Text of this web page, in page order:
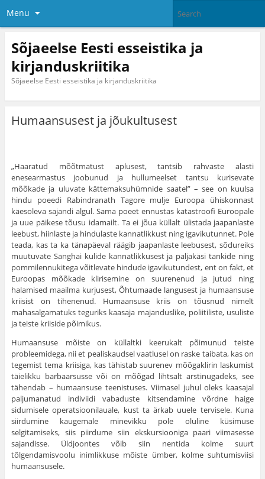
Menu
Sõjaeelse Eesti esseistika ja
kirjanduskriitika
Sõjaeelse Eesti esseistika ja kirjanduskriitika
Humaansusest ja jõukultusest
„Haaratud mõõtmatust aplusest, tantsib rahvaste alasti
enesearmastus joobunud ja hullumeelset tantsu kurisevate
mõõkade ja uluvate kättemaksuhümnide saatel” – see on kuulsa
hindu poeedi Rabindranath Tagore mulje Euroopa ühiskonnast
käesoleva sajandi algul. Sama poeet ennustas katastroofi Euroopale
ja uue päikese tõusu idamailt. Ta ei jõua küllalt ülistada jaapanlaste
leebust, hiinlaste ja hindulaste kannatlikkust ning igavikutunnet. Pole
teada, kas ta ka tänapäeval räägib jaapanlaste leebusest, sõdureiks
muutuvate Sanghai kulide kannatlikkusest ja paljakäsi tankide ning
pommilennukitega võitlevate hindude igavikutundest, ent on fakt, et
Euroopas mõõkade klirisemine on suurenenud ja jutud ning
halamised maailma kurjusest, Õhtumaade langusest ja humaansuse
kriisist on tihenenud. Humaansuse kriis on tõusnud nimelt
mahasalgamatuks teguriks kaasaja majanduslike, poliitiliste, usuliste
ja teiste kriiside põimikus.
Humaansuse mõiste on küllaltki keerukalt põimunud teiste
probleemidega, nii et pealiskaudsel vaatlusel on raske taibata, kas on
tegemist tema kriisiga, kas tähistab suurenev mõõgaklirin laskumist
täielikku barbaarsusse või on mõõgad lihtsalt arstinugadeks, see
tähendab – humaansuse teenistuses. Viimasel juhul oleks kaasajal
paljumanatud indiviidi vabaduste kitsendamine võrdne haige
sidumisele operatsioonilauale, kust ta ärkab uuele tervisele. Kuna
siirdumine kaugemale minevikku pole oluline küsimuse
selgitamiseks, siis piirdume siin ekskursiooniga paari viimasesse
sajandisse. Üldjoontes võib siin nentida kolme suurt
tõlgendamisvoolu inimlikkuse mõiste ümber, kolme suhtumisviisi
humaansusele.